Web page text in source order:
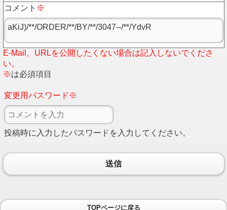
コメント ※
E-Mail、URLを公開したくない場合は記入しないでくださ
い。
※は必須項目
変更用パスワード※
投稿時に入力したパスワードを入力してください。
送信
TOPページに戻る